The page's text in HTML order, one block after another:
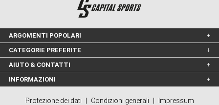
ARGOMENTI POPOLARI
CATEGORIE PREFERITE
AIUTO & CONTATTI
INFORMAZIONI
Protezione dei dati Condizioni generali Impressum